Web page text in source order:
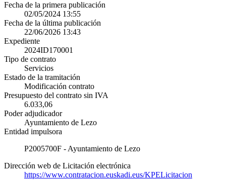
Fecha de la primera publicación
02/05/2024 13:55
Fecha de la última publicación
22/06/2026 13:43
Expediente
2024ID170001
Tipo de contrato
Servicios
Estado de la tramitación
Modificación contrato
Presupuesto del contrato sin IVA
6.033,06
Poder adjudicador
Ayuntamiento de Lezo
Entidad impulsora
P2005700F - Ayuntamiento de Lezo
Dirección web de Licitación electrónica
https://www.contratacion.euskadi.eus/KPELicitacion